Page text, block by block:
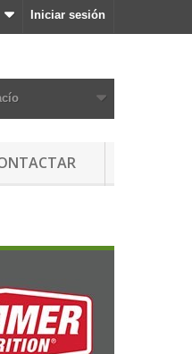
Iniciar sesión